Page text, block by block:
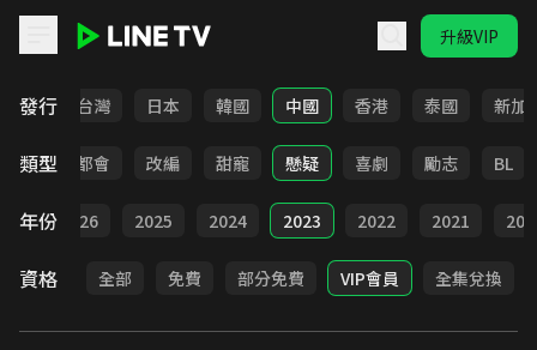
升級VIP
發行
全部 台灣 日本 韓國 中國 香港 泰國 新加
類型
愛情 都會 改編 甜寵 懸疑 喜劇 勵志 BL
年份
部 2026 2025 2024 2023 2022 2021
資格 全部 免費 部分免費 VIP會員 全集兌換